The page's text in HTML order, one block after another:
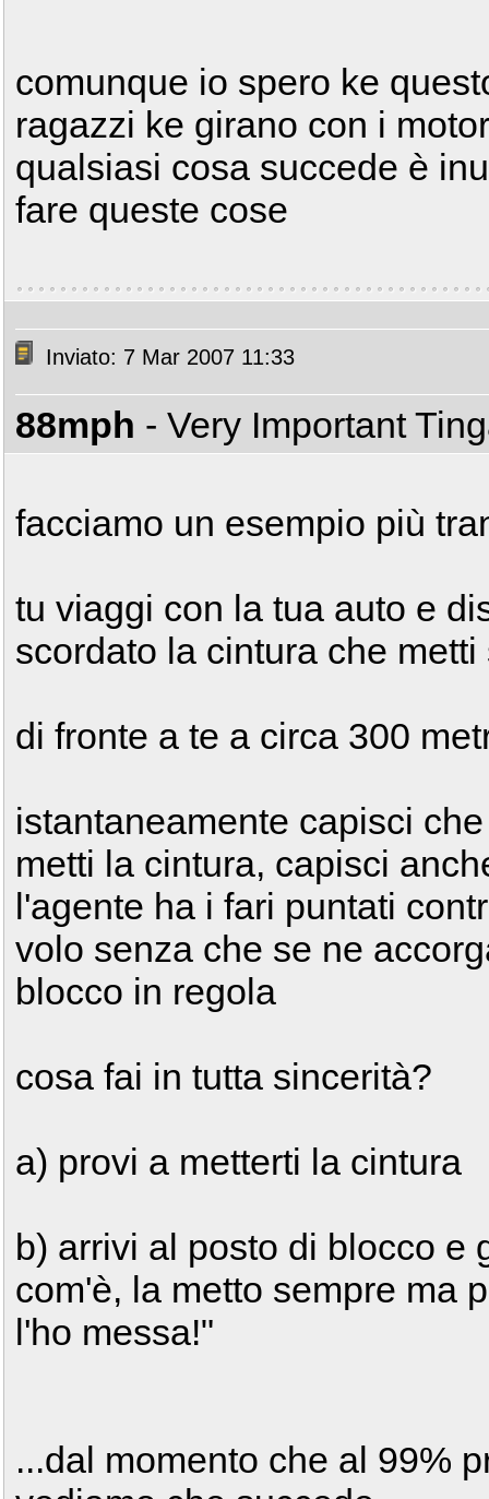
comunque io spero ke
ragazzi ke girano con i
qualsiasi cosa succede è
fare queste cose
Inviato: 7 Mar 2007 11:33
88mph - Very Important
facciamo un esempio più
tu viaggi con la tua auto e
scordato la cintura che metti
di fronte a te a circa 300
istantaneamente capisci
metti la cintura, capisci
l'agente ha i fari puntati
volo senza che se ne
blocco in regola
cosa fai in tutta sincerità?
a) provi a metterti la cintura
b) arrivi al posto di blocco e
com'è, la metto sempre ma
l'ho messa!"
...dal momento che al 99%